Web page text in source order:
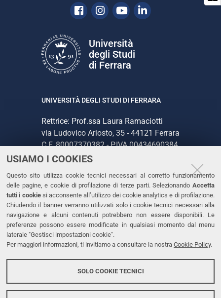
USIAMO I COOKIES
Questo sito utilizza cookie tecnici necessari al corretto funzionamento
delle pagine, e cookie di profilazione di terze parti. Selezionando Accetta
tutti i cookiesi acconsente all’utilizzo dei cookie analytics e di profilazione.
Chiudendo il banner verranno utilizzati solo i cookie tecnici necessari alla
navigazione e alcuni contenuti potrebbero non essere disponibili. Le
preferenze possono essere modificate in qualsiasi momento dal menu
laterale "Gestisci impostazioni cookie".
Per maggiori informazioni, ti invitiamo a consultare la nostra Cookie Policy.
SOLO COOKIE TECNICI
Facebook
Instagram
YoutubeLinkedin
Università
degli Studi
di Ferrara
UNIVERSITÀ DEGLI STUDI DI FERRARA
Rettrice: Prof.ssa Laura Ramaciotti
via Ludovico Ariosto, 35 - 44121 Ferrara
C.F. 80007370382 - P.IVA 00434690384
CONTATTI
Tel. +39 0532 293111
Fax. +39 0532 293031
PEC
LINKS
Accessibilità
Protezione dati personali